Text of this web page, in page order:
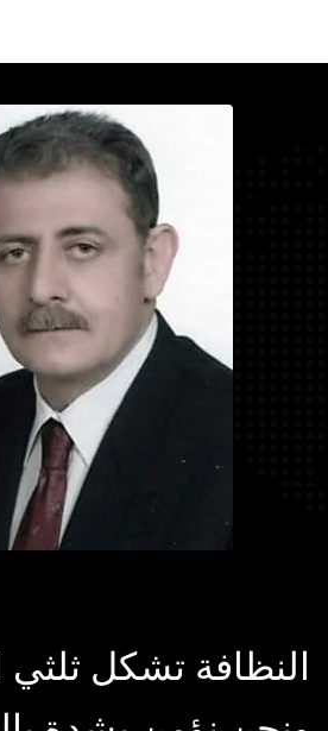
النظافة تشكل ثلثي